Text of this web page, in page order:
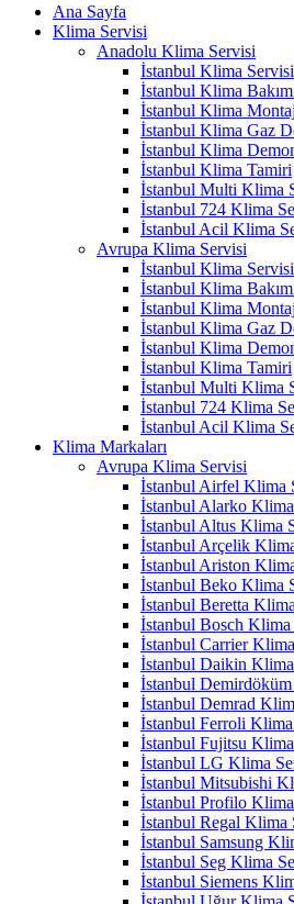
Ana Sayfa
Klima Servisi
Anadolu Klima Servisi
İstanbul Klima Servisi
İstanbul Klima
İstanbul Klima
İstanbul Klima Gaz
İstanbul Klima
İstanbul Klima Tamiri
İstanbul Multi Klima
İstanbul 724 Klima
İstanbul Acil Klima
Avrupa Klima Servisi
İstanbul Klima Servisi
İstanbul Klima
İstanbul Klima
İstanbul Klima Gaz
İstanbul Klima
İstanbul Klima Tamiri
İstanbul Multi Klima
İstanbul 724 Klima
İstanbul Acil Klima
Klima Markaları
Avrupa Klima Servisi
İstanbul Airfel Klima
İstanbul Alarko
İstanbul Altus Klima
İstanbul Arçelik
İstanbul Ariston
İstanbul Beko Klima
İstanbul Beretta
İstanbul Bosch Klima
İstanbul Carrier
İstanbul Daikin
İstanbul
İstanbul Demrad
İstanbul Ferroli
İstanbul Fujitsu
İstanbul LG Klima
İstanbul Mitsubishi
İstanbul Profilo
İstanbul Regal Klima
İstanbul Samsung
İstanbul Seg Klima
İstanbul Siemens